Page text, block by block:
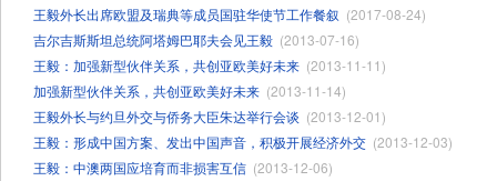
王毅外长出席欧盟及瑞典等成员国驻华使节工作餐叙 (2017-08-24)
吉尔吉斯斯坦总统阿塔姆巴耶夫会见王毅 (2013-07-16)
王毅：加强新型伙伴关系，共创亚欧美好未来 (2013-11-11)
加强新型伙伴关系，共创亚欧美好未来 (2013-11-14)
王毅外长与约旦外交与侨务大臣朱达举行会谈 (2013-12-01)
王毅：形成中国方案、发出中国声音，积极开展经济外交 (2013-12-03)
王毅：中澳两国应培育而非损害互信 (2013-12-06)